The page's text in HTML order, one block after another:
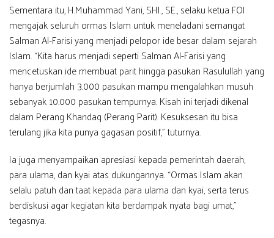
Sementara itu, H.Muhammad Yani, SHI., SE., selaku ketua FOI
mengajak seluruh ormas Islam untuk meneladani semangat
Salman Al-Farisi yang menjadi pelopor ide besar dalam sejarah
Islam. “Kita harus menjadi seperti Salman Al-Farisi yang
mencetuskan ide membuat parit hingga pasukan Rasulullah yang
hanya berjumlah 3.000 pasukan mampu mengalahkan musuh
sebanyak 10.000 pasukan tempurnya. Kisah ini terjadi dikenal
dalam Perang Khandaq (Perang Parit). Kesuksesan itu bisa
terulang jika kita punya gagasan positif,” tuturnya.
Ia juga menyampaikan apresiasi kepada pemerintah daerah,
para ulama, dan kyai atas dukungannya. “Ormas Islam akan
selalu patuh dan taat kepada para ulama dan kyai, serta terus
berdiskusi agar kegiatan kita berdampak nyata bagi umat,”
tegasnya.